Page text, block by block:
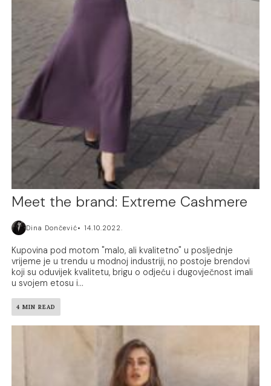
Meet the brand: Extreme Cashmere
Dina Dončević 14.10.2022.
Kupovina pod motom "malo, ali kvalitetno" u posljednje
vrijeme je u trendu u modnoj industriji, no postoje brendovi
koji su oduvijek kvalitetu, brigu o odjeću i dugovječnost imali
u svojem etosu i...
4 MIN READ